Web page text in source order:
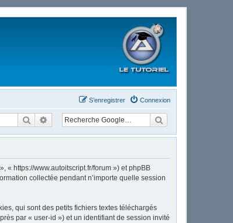
Connexion
S’enregistrer
RechercherRecherche avancée
« https://www.autoitscript.fr/forum ») et phpBB
collectée pendant n’importe quelle session
qui sont des petits fichiers textes téléchargés
par « user-id ») et un identifiant de session invité